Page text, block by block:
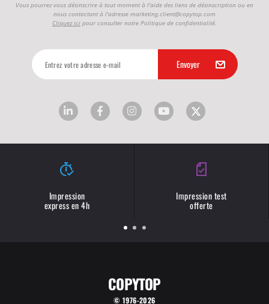
Vous pourrez vous désinscrire à tout moment à l'aide des liens de désinscription ou en
nous contactant à l'adresse marketing.client@copytop.com
Cliquez ici pour consulter notre Politique de confidentialité.
Impression
express en 4h
Impression test
offerte
COPYTOP
© 1976-2026